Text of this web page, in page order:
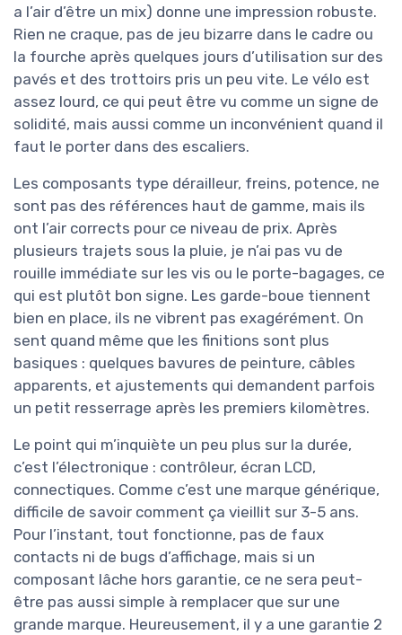
a l’air d’être un mix) donne une impression robuste.
Rien ne craque, pas de jeu bizarre dans le cadre ou
la fourche après quelques jours d’utilisation sur des
pavés et des trottoirs pris un peu vite. Le vélo est
assez lourd, ce qui peut être vu comme un signe de
solidité, mais aussi comme un inconvénient quand il
faut le porter dans des escaliers.
Les composants type dérailleur, freins, potence, ne
sont pas des références haut de gamme, mais ils
ont l’air corrects pour ce niveau de prix. Après
plusieurs trajets sous la pluie, je n’ai pas vu de
rouille immédiate sur les vis ou le porte-bagages, ce
qui est plutôt bon signe. Les garde-boue tiennent
bien en place, ils ne vibrent pas exagérément. On
sent quand même que les finitions sont plus
basiques : quelques bavures de peinture, câbles
apparents, et ajustements qui demandent parfois
un petit resserrage après les premiers kilomètres.
Le point qui m’inquiète un peu plus sur la durée,
c’est l’électronique : contrôleur, écran LCD,
connectiques. Comme c’est une marque générique,
difficile de savoir comment ça vieillit sur 3-5 ans.
Pour l’instant, tout fonctionne, pas de faux
contacts ni de bugs d’affichage, mais si un
composant lâche hors garantie, ce ne sera peut-
être pas aussi simple à remplacer que sur une
grande marque. Heureusement, il y a une garantie 2